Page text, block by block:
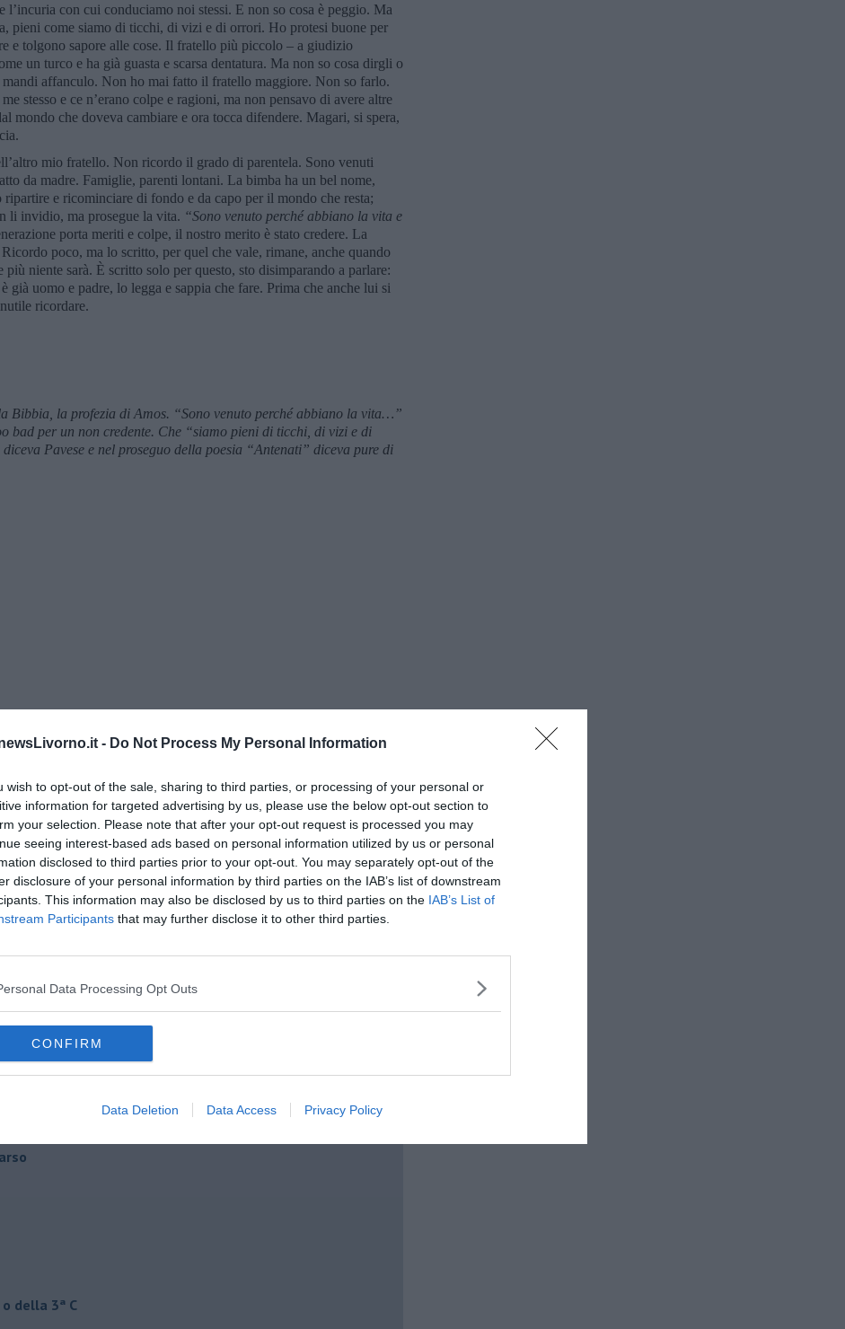
- Do Not Process My Personal Information
wish to opt-out of the sale, sharing to third parties, or processing of your personal or
information for targeted advertising by us, please use the below opt-out section to
your selection. Please note that after your opt-out request is processed you may
seeing interest-based ads based on personal information utilized by us or personal
disclosed to third parties prior to your opt-out. You may separately opt-out of the
disclosure of your personal information by third parties on the IAB’s list of downstream
This information may also be disclosed by us to third parties on the IAB’s List of
Participants that may further disclose it to other third parties.
Data Processing Opt Outs
CONFIRM
Data Deletion Data Access Privacy Policy
l’incuria con cui conduciamo noi stessi. E non so cosa è peggio. Ma
pieni come siamo di ticchi, di vizi e di orrori. Ho protesi buone per
e tolgono sapore alle cose. Il fratello più piccolo – a giudizio
un turco e ha già guasta e scarsa dentatura. Ma non so cosa dirgli o
affanculo. Non ho mai fatto il fratello maggiore. Non so farlo.
stesso e ce n’erano colpe e ragioni, ma non pensavo di avere altre
mondo che doveva cambiare e ora tocca difendere. Magari, si spera,
mio fratello. Non ricordo il grado di parentela. Sono venuti
da madre. Famiglie, parenti lontani. La bimba ha un bel nome,
e ricominciare di fondo e da capo per il mondo che resta;
li invidio, ma prosegue la vita. “Sono venuto perché abbiano la vita e
porta meriti e colpe, il nostro merito è stato credere. La
poco, ma lo scritto, per quel che vale, rimane, anche quando
niente sarà. È scritto solo per questo, sto disimparando a parlare:
già uomo e padre, lo legga e sappia che fare. Prima che anche lui si
ricordare.
Bibbia, la profezia di Amos. “Sono venuto perché abbiano la vita…”
bad per un non credente. Che “siamo pieni di ticchi, di vizi e di
Pavese e nel proseguo della poesia “Antenati” diceva pure di
di Marco Celati
della 3ª C